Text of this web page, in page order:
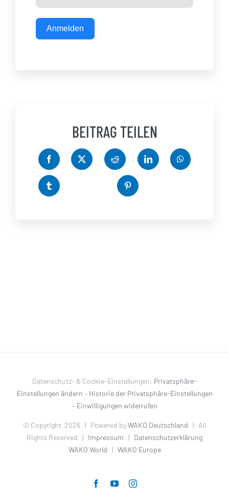
Anmelden
BEITRAG TEILEN
Datenschutz- & Cookie-Einstellungen: Privatsphäre-
Einstellungen ändern – Historie der Privatsphäre-Einstellungen
– Einwilligungen widerrufen
© Copyright 2026 | Powered byWAKO Deutschland | All
Rights Reserved | Impressum | Datenschutzerklärung
WAKO World | WAKO Europe
FacebookYouTubeInstagram